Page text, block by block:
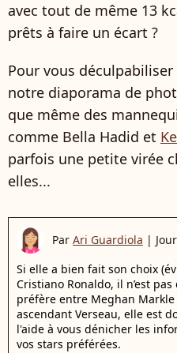
avec tout de même 13
prêts à faire un écart ?
Pour vous
notre diaporama de
que même des
comme Bella Hadid et
parfois une petite virée
elles...
Par Ari Guardiola |
Si elle a bien fait son choix
Cristiano Ronaldo, il n’est
préfère entre Meghan
ascendant Verseau, elle est
l'aide à vous dénicher les
vos stars préférées.